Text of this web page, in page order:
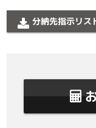
分納先指示リス